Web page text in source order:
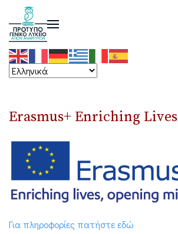
Erasmus+ Enriching Lives
Για πληροφορίες πατήστε εδώ